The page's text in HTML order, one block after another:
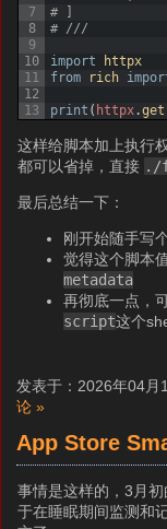
7
8
9
10
11
12
13
# ]
# ///
import
httpx
from
rich
print ( httpx.get
这样给脚本加上执行
都可以省掉，直接 ./
最后总结一下：
刚开始随手写
觉得这个脚本
metadata
再彻底一点，
script这个
发表于：2026年04月
论 »
App Store
事情是这样的，3月
于在睡眠期间监测和